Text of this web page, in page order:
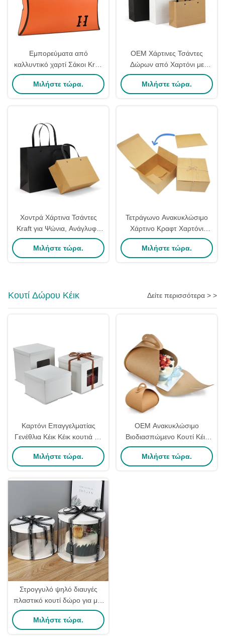
Εμπορεύματα από
καλλυντικό χαρτί Σάκοι Kraft
Σάκοι χονδρικά
Προσαρμοσμένη οθόνη
Μιλήστε τώρα.
OEM Χάρτινες Τσάντες
Δώρων από Χαρτόνι με
Χερούλια για Λιανική
Πώληση
Μιλήστε τώρα.
Χοντρά Χάρτινα Τσάντες
Kraft για Ψώνια, Ανάγλυφο
Χάρτινο Τσάντα Δώρου με
Χερούλια
Μιλήστε τώρα.
Τετράγωνο Ανακυκλώσιμο
Χάρτινο Κραφτ Χαρτόνι
Κουτιά Δώρων 15x15x10
εκατοστά Για Φούρνο Κέικ
Μιλήστε τώρα.
Κουτί Δώρου Κέικ Δείτε περισσότερα > >
Καρτόνι Επαγγελματίας
Γενέθλια Κέικ Κέικ κουτιά σε
χύδης Custom συσκευασία
κουτί
Μιλήστε τώρα.
OEM Ανακυκλώσιμο
Βιοδιασπώμενο Κουτί Κέικ
από Χαρτί Kraft για
Συσκευασία
Μιλήστε τώρα.
Στρογγυλό ψηλό διαυγές
πλαστικό κουτί δώρο για μια
φορά για τούρτα διαφανές
για γάμο γενέθλια
Μιλήστε τώρα.